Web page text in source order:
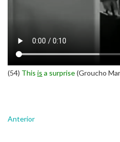
(54) This is a surprise(Groucho
Anterior